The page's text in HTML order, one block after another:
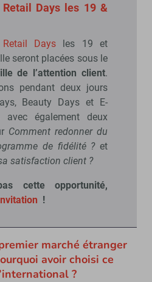
Retail Days les 19 &
Retail Days les 19 et
seront placées sous le
de l’attention client.
pendant deux jours
Beauty Days et E-
avec également deux
Comment redonner du
de fidélité ?et
satisfaction client ?
cette opportunité,
!
marché étranger
avoir choisi ce
?